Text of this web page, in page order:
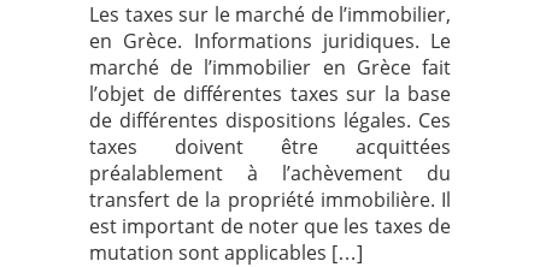
Les taxes sur le marché de l’immobilier,
en Grèce. Informations juridiques. Le
marché de l’immobilier en Grèce fait
l’objet de différentes taxes sur la base
de différentes dispositions légales. Ces
taxes doivent être acquittées
préalablement à l’achèvement du
transfert de la propriété immobilière. Il
est important de noter que les taxes de
mutation sont applicables […]